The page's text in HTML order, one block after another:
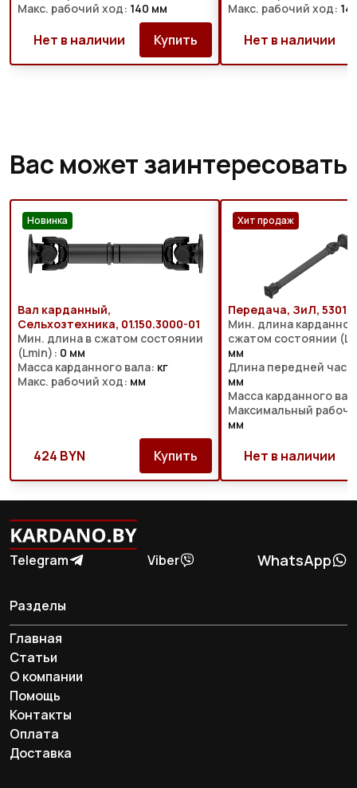
Макс. рабочий ход: 140 мм
Нет в наличии Купить
Макс. рабочий ход:
Нет в наличии
Вас может заинтересовать
Новинка
Вал карданный,
Сельхозтехника, 01.150.3000-01
Мин. длина в сжатом состоянии
(Lmin): 0 мм
Масса карданного вала: кг
Макс. рабочий ход: мм
424 BYN Купить
Хит продаж
Передача, ЗиЛ, 5301-
Мин. длина
сжатом состоянии
мм
Длина передней
мм
Масса карданного
Максимальный
мм
Нет в наличии
Telegram Viber WhatsApp
Разделы
Главная
Статьи
О компании
Помощь
Контакты
Оплата
Доставка